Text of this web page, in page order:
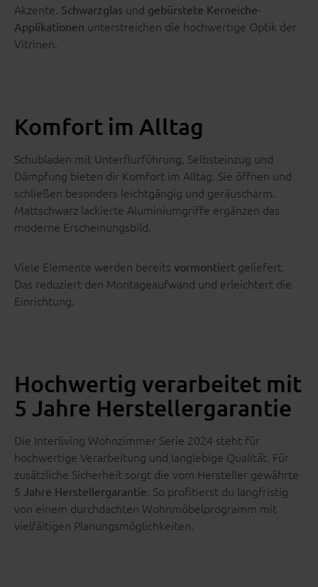
Akzente. Schwarzglas und gebürstete Kerneiche-
Applikationen unterstreichen die hochwertige Optik der
Vitrinen.
Komfort im Alltag
Schubladen mit Unterflurführung, Selbsteinzug und
Dämpfung bieten dir Komfort im Alltag. Sie öffnen und
schließen besonders leichtgängig und geräuscharm.
Mattschwarz lackierte Aluminiumgriffe ergänzen das
moderne Erscheinungsbild.
Viele Elemente werden bereits vormontiert geliefert.
Das reduziert den Montageaufwand und erleichtert die
Einrichtung.
Hochwertig verarbeitet mit
5 Jahre Herstellergarantie
Die Interliving Wohnzimmer Serie 2024 steht für
hochwertige Verarbeitung und langlebige Qualität. Für
zusätzliche Sicherheit sorgt die vom Hersteller gewährte
5 Jahre Herstellergarantie. So profitierst du langfristig
von einem durchdachten Wohnmöbelprogramm mit
vielfältigen Planungsmöglichkeiten.